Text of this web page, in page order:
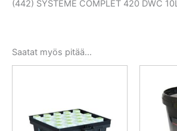
(442) SYSTEME COMPLET 420 DWC 10L
Saatat myös pitää...